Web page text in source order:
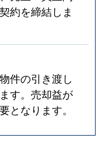
約を締結しま
件の引き渡し
す。売却益が
となります。